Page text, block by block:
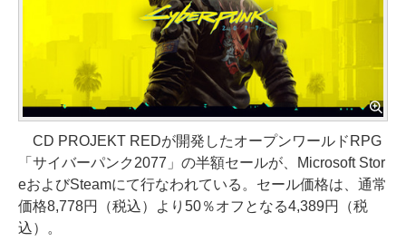
CD PROJEKT REDが開発したオープンワールドRPG
「サイバーパンク2077」の半額セールが、Microsoft Stor
eおよびSteamにて行なわれている。セール価格は、通常
価格8,778円（税込）より50％オフとなる4,389円（税
込）。